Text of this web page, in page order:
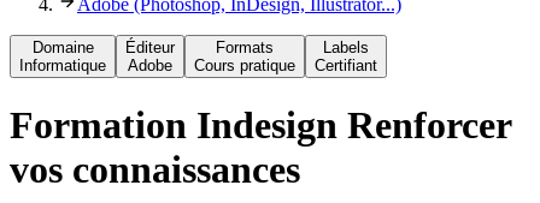
Domaine
Informatique
Éditeur
Adobe
Formats
Cours pratique
Labels
Certifiant
Formation Indesign Renforcer
vos connaissances